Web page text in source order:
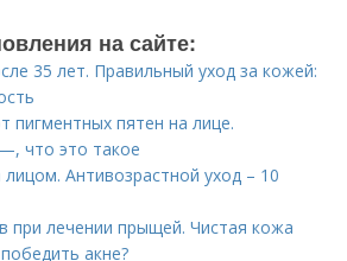
на сайте:
35 лет. Правильный уход за кожей:
пигментных пятен на лице.
что это такое
лицом. Антивозрастной уход – 10
при лечении прыщей. Чистая кожа
акне?